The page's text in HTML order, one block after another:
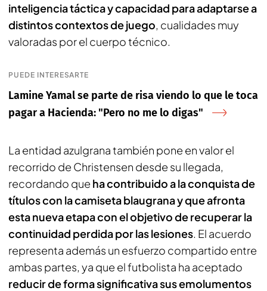
inteligencia táctica y capacidad para adaptarse a
distintos contextos de juego, cualidades muy
valoradas por el cuerpo técnico.
PUEDE INTERESARTE
Lamine Yamal se parte de risa viendo lo que le toca
pagar a Hacienda: "Pero no me lo digas"
La entidad azulgrana también pone en valor el
recorrido de Christensen desde su llegada,
recordando que ha contribuido a la conquista de
títulos con la camiseta blaugrana y que afronta
esta nueva etapa con el objetivo de recuperar la
continuidad perdida por las lesiones. El acuerdo
representa además un esfuerzo compartido entre
ambas partes, ya que el futbolista ha aceptado
reducir de forma significativa sus emolumentos